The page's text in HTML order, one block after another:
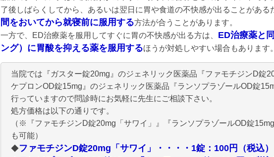
了後しばらくしてから、あるいは翌日に胃や食道の不快感が出ることがある
間をおいてから就寝前に服用する方法が合うことがあります。
一方で、ED治療薬を服用してすぐに胃の不快感が出る方は、 ED治療薬と
ング）に胃酸を抑える薬を服用するほうが対処しやすい場合もあります。
当院では『ガスター錠20mg』のジェネリック医薬品『ファモチジンD錠
ケプロンOD錠15mg』のジェネリック医薬品『ランソプラゾールOD錠
行っていますので問診時にお気軽に先生にご相談下さい。
処方価格は以下の通りです。
（※『ファモチジンD錠20mg「サワイ」』『ランソプラゾールOD錠
も可能）
◆ファモチジンD錠20mg「サワイ」・・・・1錠：100円（税込）